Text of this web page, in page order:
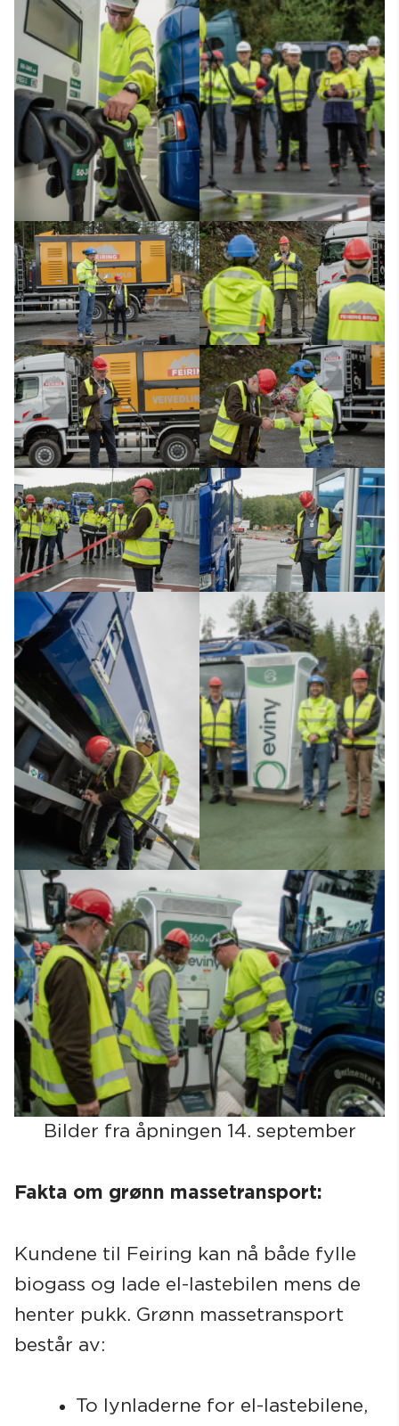
Bilder fra åpningen 14. september
Fakta om grønn massetransport:
Kundene til Feiring kan nå både fylle
biogass og lade el-lastebilen mens de
henter pukk. Grønn massetransport
består av:
To lynladerne for el-lastebilene,